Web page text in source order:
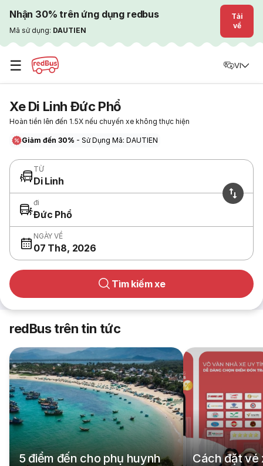
Nhận 30% trên ứng dụng redbus
Mã sử dụng: DAUTIEN
Tải
về
☰ VI
Xe Di Linh Đức Phổ
Hoàn tiền lên đến 1.5X nếu chuyến xe không thực hiện
Giảm đến 30% - Sử Dụng Mã: DAUTIEN
TỪ
Di Linh
đi
Đức Phổ
NGÀY VỀ
07 Th8, 2026
Tìm kiếm xe
redBus trên tin tức
5 điểm đến cho phụ huynh
Cách đặt vé